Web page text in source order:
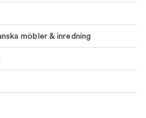
möbler & inredning